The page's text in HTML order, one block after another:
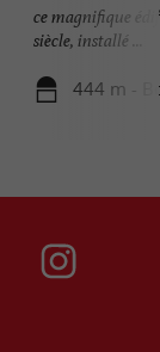
ce magnifique
siècle, installé ...
444 m -